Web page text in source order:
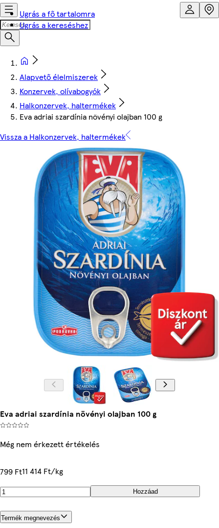
Ugrás a fő tartalomra
Ugrás a kereséshez
Alapvető élelmiszerek
Konzervek, olívabogyók
Halkonzervek, haltermékek
Eva adriai szardínia növényi olajban 100 g
Vissza a Halkonzervek, haltermékek
Eva adriai szardínia növényi olajban 100 g
Még nem érkezett értékelés
799 Ft11 414 Ft/kg
Hozzáad
Termék megnevezés